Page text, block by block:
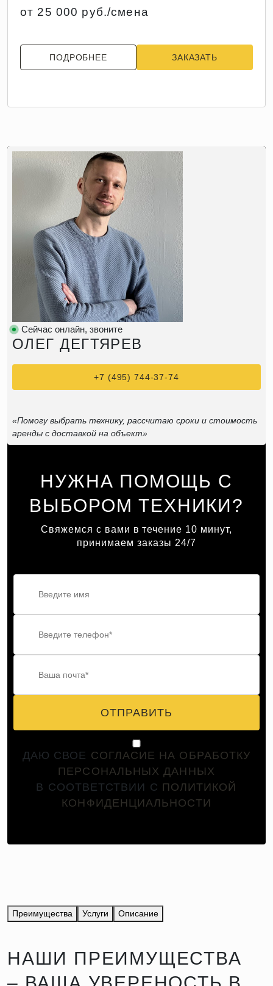
от 25 000 руб./смена
ПОДРОБНЕЕ ЗАКАЗАТЬ
НУЖНА ПОМОЩЬ С
ВЫБОРОМ ТЕХНИКИ?
Свяжемся с вами в течение 10 минут,
принимаем заказы 24/7
ОТПРАВИТЬ
ДАЮ СВОЕ СОГЛАСИЕ НА ОБРАБОТКУ
ПЕРСОНАЛЬНЫХ ДАННЫХ
В СООТВЕТСТВИИ С ПОЛИТИКОЙ
КОНФИДЕНЦИАЛЬНОСТИ
Сейчас онлайн, звоните
ОЛЕГ ДЕГТЯРЕВ
+7 (495) 744-37-74
«Помогу выбрать технику, рассчитаю сроки и стоимость
аренды с доставкой на объект»
Преимущества Услуги Описание
НАШИ ПРЕИМУЩЕСТВА